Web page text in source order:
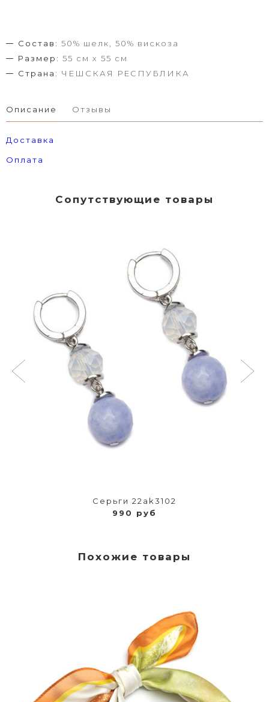
Состав: 50% шелк, 50% вискоза
Размер: 55 см х 55 см
Страна: ЧЕШСКАЯ РЕСПУБЛИКА
Описание Отзывы
Доставка
Оплата
Сопутствующие товары
Серьги 22ak3102
990 руб
Похожие товары